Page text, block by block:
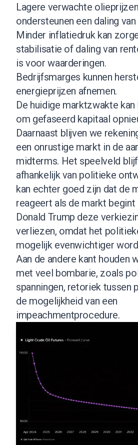
Lagere verwachte
ondersteunen een daling
Minder inflatiedruk kan
stabilisatie of daling van
is voor waarderingen.
Bedrijfsmarges kunnen
energieprijzen afnemen.
De huidige marktzwakte kan
om gefaseerd kapitaal
Daarnaast blijven we
een onrustige markt in de
midterms. Het speelveld
afhankelijk van politieke
kan echter goed zijn dat de
reageert als de markt
Donald Trump deze
verliezen, omdat het
mogelijk evenwichtiger
Aan de andere kant houden
met veel bombarie, zoals
spanningen, retoriek tussen
de mogelijkheid van een
impeachmentprocedure.